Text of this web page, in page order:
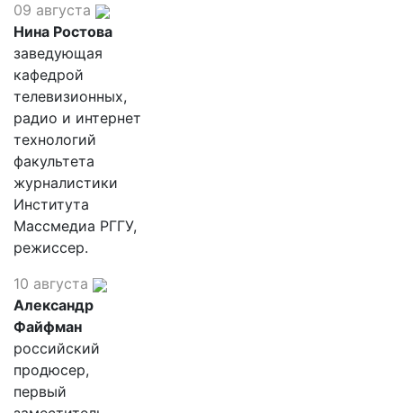
09 августа
Нина Ростова
заведующая
кафедрой
телевизионных,
радио и интернет
технологий
факультета
журналистики
Института
Массмедиа РГГУ,
режиссер.
10 августа
Александр
Файфман
российский
продюсер,
первый